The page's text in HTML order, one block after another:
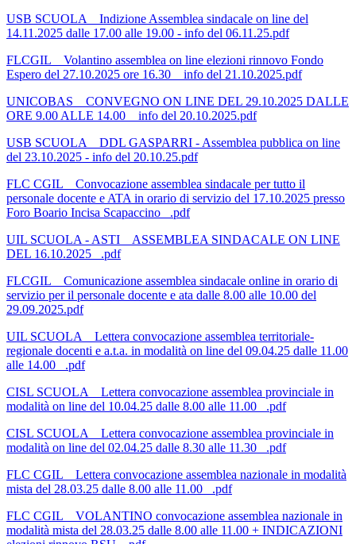
USB SCUOLA _ Indizione Assemblea sindacale on line del
14.11.2025 dalle 17.00 alle 19.00 - info del 06.11.25.pdf
FLCGIL _ Volantino assemblea on line elezioni rinnovo Fondo
Espero del 27.10.2025 ore 16.30 _ info del 21.10.2025.pdf
UNICOBAS _ CONVEGNO ON LINE DEL 29.10.2025 DALLE
ORE 9.00 ALLE 14.00 _ info del 20.10.2025.pdf
USB SCUOLA _ DDL GASPARRI - Assemblea pubblica on line
del 23.10.2025 - info del 20.10.25.pdf
FLC CGIL _ Convocazione assemblea sindacale per tutto il
personale docente e ATA in orario di servizio del 17.10.2025 presso
Foro Boario Incisa Scapaccino _.pdf
UIL SCUOLA - ASTI _ ASSEMBLEA SINDACALE ON LINE
DEL 16.10.2025 _.pdf
FLCGIL _ Comunicazione assemblea sindacale online in orario di
servizio per il personale docente e ata dalle 8.00 alle 10.00 del
29.09.2025.pdf
UIL SCUOLA _ Lettera convocazione assemblea territoriale-
regionale docenti e a.t.a. in modalità on line del 09.04.25 dalle 11.00
alle 14.00 _.pdf
CISL SCUOLA _ Lettera convocazione assemblea provinciale in
modalità on line del 10.04.25 dalle 8.00 alle 11.00 _.pdf
CISL SCUOLA _ Lettera convocazione assemblea provinciale in
modalità on line del 02.04.25 dalle 8.30 alle 11.30 _.pdf
FLC CGIL _ Lettera convocazione assemblea nazionale in modalità
mista del 28.03.25 dalle 8.00 alle 11.00 _.pdf
FLC CGIL _ VOLANTINO convocazione assemblea nazionale in
modalità mista del 28.03.25 dalle 8.00 alle 11.00 + INDICAZIONI